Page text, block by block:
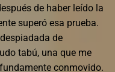
de haber leído la
superó esa prueba.
de
tabú, una que me
conmovido.